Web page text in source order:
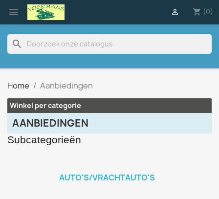
 shopping_cart (0)

search
Home Aanbiedingen
Winkel per categorie
AANBIEDINGEN
Subcategorieën
AUTO'S/VRACHTAUTO'S